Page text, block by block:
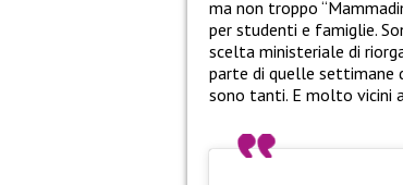
ma non troppo
per studenti e famiglie.
scelta ministeriale di
parte di quelle settimane
sono tanti. E molto vicini